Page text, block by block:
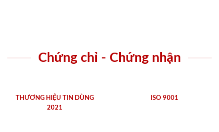
Chứng chỉ - Chứng nhận
THƯƠNG HIỆU TIN DÙNG
2021
ISO 9001